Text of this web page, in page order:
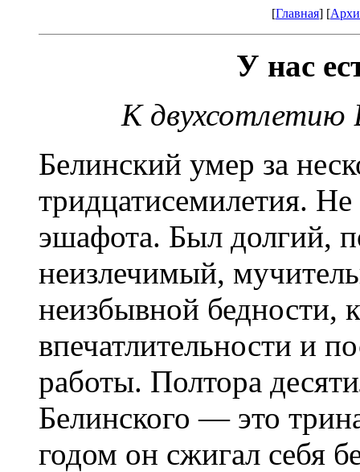
[Главная] [
У нас
К двухсотлетию
Белинский умер за
тридцатисемилетия.
эшафота. Был долгий,
неизлечимый,
неизбывной бедности,
впечатлительности и
работы. Полтора
Белинского — это
годом он сжигал себя